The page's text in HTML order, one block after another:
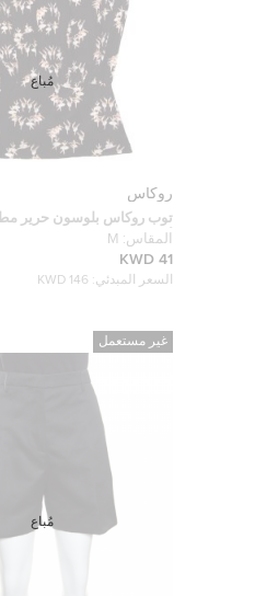
روكاس
توب روكاس بلوسون حرير
أسود M
المقاس: M
41 KWD
السعر المبدئي: 146 KWD
مُباع
غير مستعمل
مُباع